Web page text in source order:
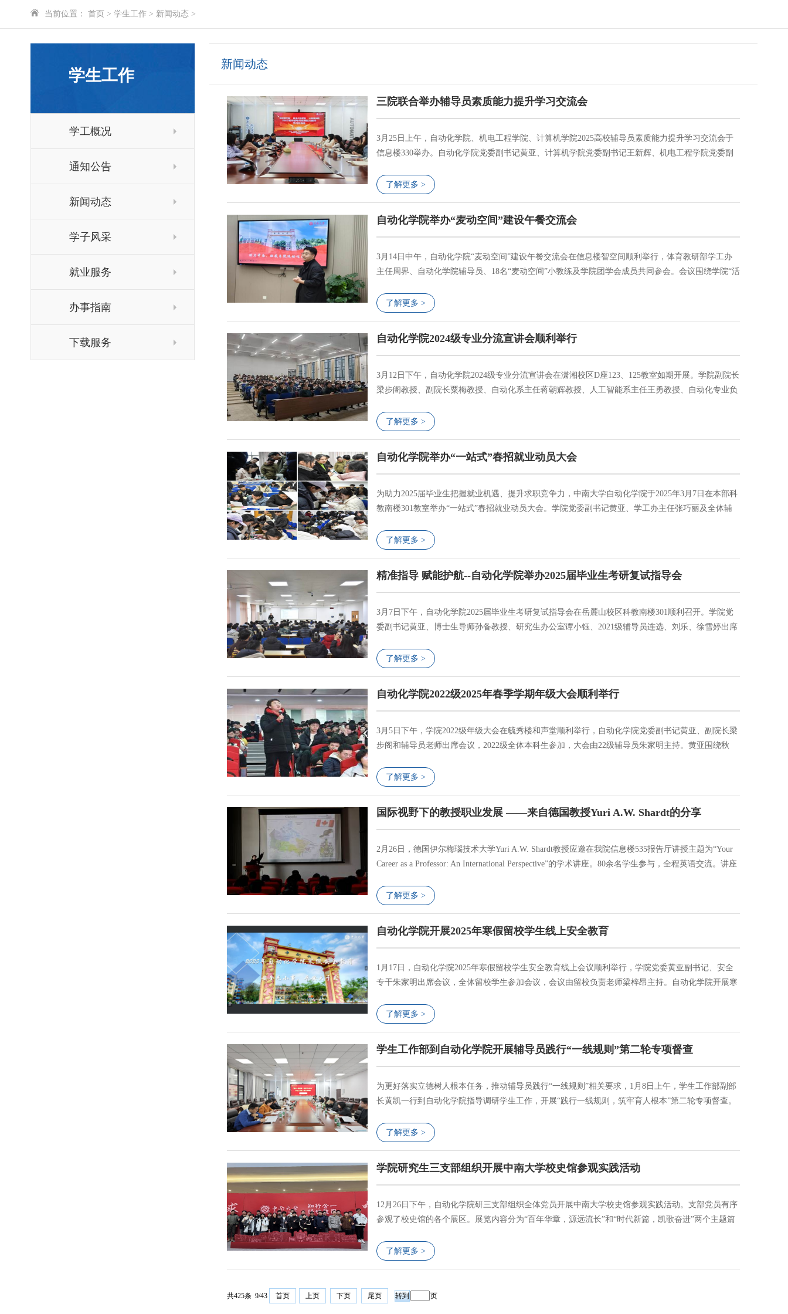
当前位置： 首页 > 学生工作 > 新闻动态 >
学生工作
学工概况
通知公告
新闻动态
学子风采
就业服务
办事指南
下载服务
新闻动态
三院联合举办辅导员素质能力提升学习交流会
3月25日上午，自动化学院、机电工程学院、计算机学院2025高校辅导员素质能力提升学习交流会于
信息楼330举办。自动化学院党委副书记黄亚、计算机学院党委副书记王新辉、机电工程学院党委副
标兵”高佩茹、全国最美辅导员连选、2022年全国高校辅导员素质能力提升骨干训练营“十佳标兵”许宁
作为主讲嘉宾。交流会现场高佩茹围绕“基础知...
了解更多 >
自动化学院举办“麦动空间”建设午餐交流会
3月14日中午，自动化学院“麦动空间”建设午餐交流会在信息楼智空间顺利举行，体育教研部学工办
主任周界、自动化学院辅导员、18名“麦动空间”小教练及学院团学会成员共同参会。会议围绕学院“活
化建设。朱家明介绍了学院运动体系包含运动社团、群众性体育活动、竞技类赛事、运动场域建设等
四大板块，“麦动空间”作为运动场域建...
了解更多 >
自动化学院2024级专业分流宣讲会顺利举行
3月12日下午，自动化学院2024级专业分流宣讲会在潇湘校区D座123、125教室如期开展。学院副院长
梁步阁教授、副院长粟梅教授、自动化系主任蒋朝辉教授、人工智能系主任王勇教授、自动化专业负
指出，自动化是一个控管结合、强弱并重、软硬兼施的学科，在工业和交通领域具有独特优势，有丰
富的科研平台资源，学生基础扎实，就业面宽广。...
了解更多 >
自动化学院举办“一站式”春招就业动员大会
为助力2025届毕业生把握就业机遇、提升求职竞争力，中南大学自动化学院于2025年3月7日在本部科
教南楼301教室举办“一站式”春招就业动员大会。学院党委副书记黄亚、学工办主任张巧丽及全体辅
氛围热烈。大会伊始，黄亚副书记作开场动员讲话。黄书记指出，春季招聘是应届生锁定优质岗位
的“黄金窗口期”，希望同学们一定要重视并认真...
了解更多 >
精准指导 赋能护航--自动化学院举办2025届毕业生考研复试指导会
3月7日下午，自动化学院2025届毕业生考研复试指导会在岳麓山校区科教南楼301顺利召开。学院党
委副书记黄亚、博士生导师孙备教授、研究生办公室谭小钰、2021级辅导员连选、刘乐、徐雪婷出席
子提供经验指导。会议伊始，黄亚副书记进行动员讲话，她介绍了学院近年来的考研情况，给同学们
寄予厚望，希望同学们认真备考，了解复试流程，夯...
了解更多 >
自动化学院2022级2025年春季学期年级大会顺利举行
3月5日下午，学院2022级年级大会在毓秀楼和声堂顺利举行，自动化学院党委副书记黄亚、副院长梁
步阁和辅导员老师出席会议，2022级全体本科生参加，大会由22级辅导员朱家明主持。黄亚围绕秋
来可期"。梁步阁结合国际形势与自身经历，鼓励学生以坚韧姿态应对挑战。互动环节中，他深入分
析考研、考公和就业的抉择逻辑，强调要结合个人特质...
了解更多 >
国际视野下的教授职业发展 ——来自德国教授Yuri A.W. Shardt的分享
2月26日，德国伊尔梅瑙技术大学Yuri A.W. Shardt教授应邀在我院信息楼535报告厅讲授主题为“Your
Career as a Professor: An International Perspective”的学术讲座。80余名学生参与，全程英语交流。讲座
兰语、法语和德语，学术背景横跨化工、计算机过程控制及系统工程等领域。讲座中，Yuri教授结合
工业界工作经历，阐述了过程控...
了解更多 >
自动化学院开展2025年寒假留校学生线上安全教育
1月17日，自动化学院2025年寒假留校学生安全教育线上会议顺利举行，学院党委黄亚副书记、安全
专干朱家明出席会议，全体留校学生参加会议，会议由留校负责老师梁梓昂主持。自动化学院开展寒
安全工作的重视。她指出“安全无小事，全体留校学生必须时刻警惕，严守安全底线。”黄亚副书记希
望大家强化自我保护意识，把“安全第一”落实到...
了解更多 >
学生工作部到自动化学院开展辅导员践行“一线规则”第二轮专项督查
为更好落实立德树人根本任务，推动辅导员践行“一线规则”相关要求，1月8日上午，学生工作部副部
长黄凯一行到自动化学院指导调研学生工作，开展“践行一线规则，筑牢育人根本”第二轮专项督查。
对学工部长期以来的指导和支持表示衷心感谢。随后，调研组进行随机询问，从每位辅导员负责的所
有学生中抽查5名学生，由所负责的辅导员一一...
了解更多 >
学院研究生三支部组织开展中南大学校史馆参观实践活动
12月26日下午，自动化学院研三支部组织全体党员开展中南大学校史馆参观实践活动。支部党员有序
参观了校史馆的各个展区。展览内容分为“百年华章，源远流长”和“时代新篇，凯歌奋进”两个主题篇
和卓越成就。参观过程中，支部党员们特别关注与自动化相关展区。参观结束后，支部成员围绕校史
馆的展品和历史进行了热烈讨论。大家一致表...
了解更多 >
共425条 9/43 首页 上页 下页 尾页 页